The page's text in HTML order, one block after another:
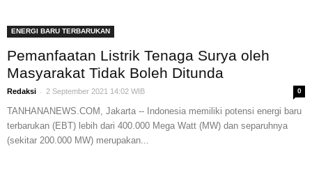
ENERGI BARU TERBARUKAN
Pemanfaatan Listrik Tenaga Surya oleh
Masyarakat Tidak Boleh Ditunda
Redaksi - 2 September 2021 14:02 WIB 0
TANHANANEWS.COM, Jakarta -- Indonesia memiliki potensi energi baru
terbarukan (EBT) lebih dari 400.000 Mega Watt (MW) dan separuhnya
(sekitar 200.000 MW) merupakan...